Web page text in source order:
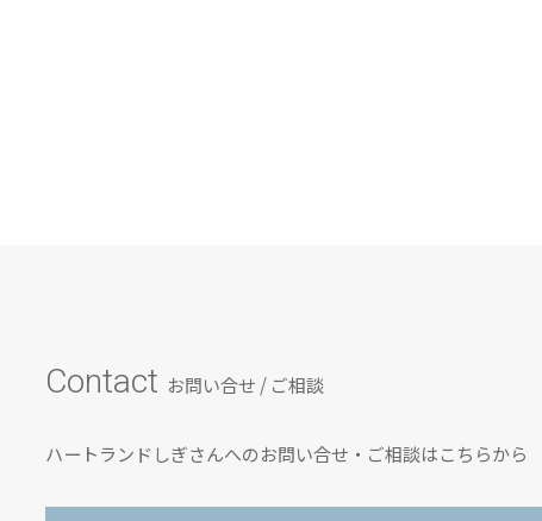
Contact お問い合せ / ご相談
ハートランドしぎさんへのお問い合せ・ご相談はこちらから